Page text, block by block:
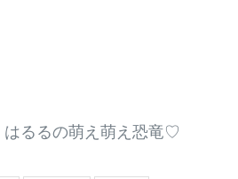
はるるの萌え萌え恐竜♡